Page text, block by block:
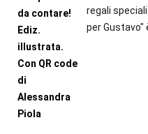
regali
per Gustavo"